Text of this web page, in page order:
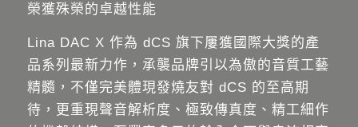
榮獲殊榮的卓越性能
Lina DAC X 作為 dCS 旗下屢獲國際大獎的產
品系列最新力作，承襲品牌引以為傲的音質工藝
精髓，不僅完美體現發燒友對 dCS 的至高期
待，更重現聲音解析度、極致傳真度、精工細作